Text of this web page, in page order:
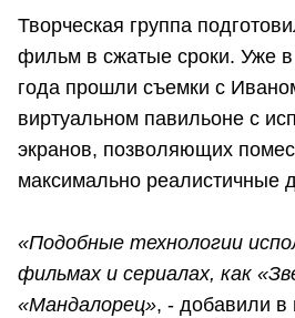
Творческая группа
фильм в сжатые сроки. Уже
года прошли съемки с
виртуальном павильоне с
экранов, позволяющих
максимально реалистичные
«Подобные технологии
фильмах и сериалах, как
«Мандалорец», - добавили в